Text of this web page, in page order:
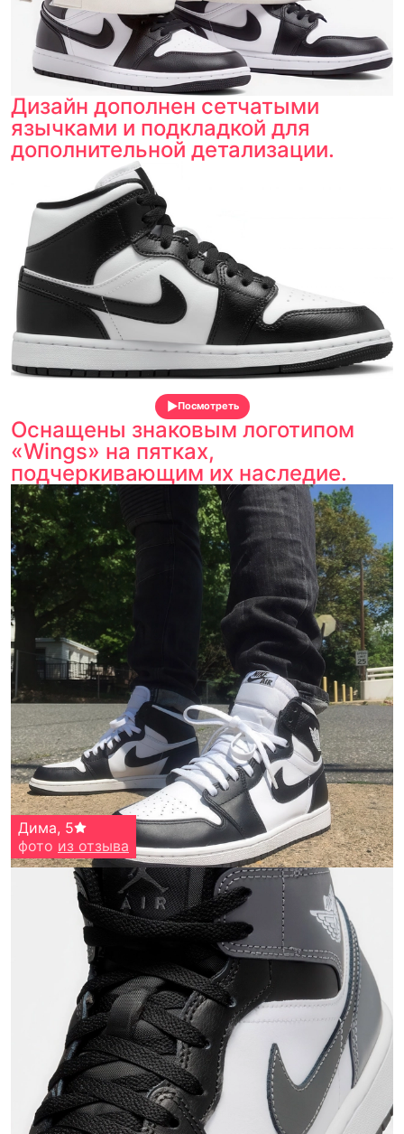
Дизайн дополнен сетчатыми
язычками и подкладкой для
дополнительной детализации.
Посмотреть
Оснащены знаковым логотипом
«Wings» на пятках,
подчеркивающим их наследие.
Дима, 5
фото из отзыва